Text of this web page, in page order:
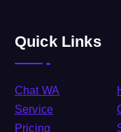
Quick Links
Chat WA
Service
Pricing